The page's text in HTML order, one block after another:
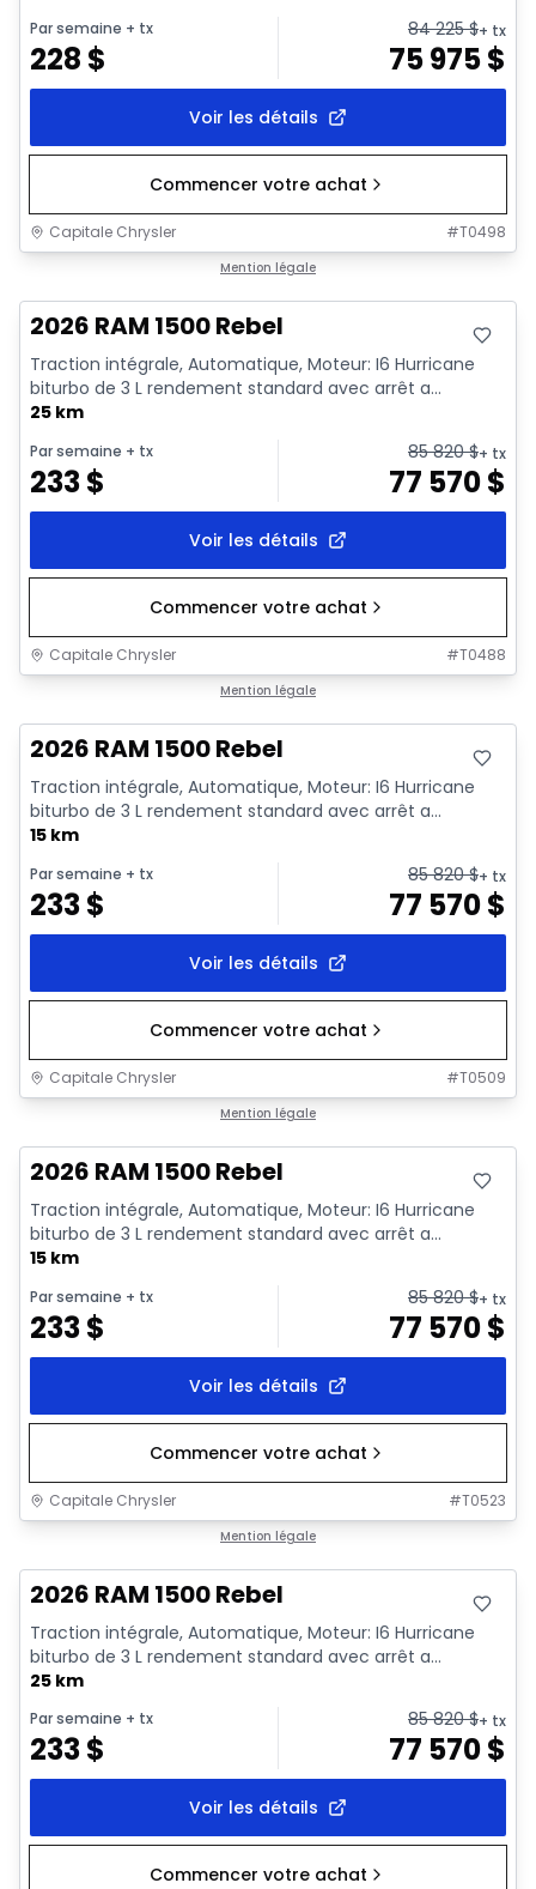
Par semaine + tx
228 $
84 225$+ tx
75 975$
Voir les détails
Commencer votre achat
Capitale Chrysler #T0498
Mention légale
2026 RAM 1500 Rebel
Traction intégrale, Automatique, Moteur: I6 Hurricane
biturbo de 3 L rendement standard avec arrêt a...
25 km
Par semaine + tx
233$
85 820$+ tx
77 570$
Voir les détails
Commencer votre achat
Capitale Chrysler #T0488
Mention légale
2026 RAM 1500 Rebel
Traction intégrale, Automatique, Moteur: I6 Hurricane
biturbo de 3 L rendement standard avec arrêt a...
15 km
Par semaine + tx
233$
85 820$+ tx
77 570$
Voir les détails
Commencer votre achat
Capitale Chrysler #T0509
Mention légale
2026 RAM 1500 Rebel
Traction intégrale, Automatique, Moteur: I6 Hurricane
biturbo de 3 L rendement standard avec arrêt a...
15 km
Par semaine + tx
233$
85 820$+ tx
77 570$
Voir les détails
Commencer votre achat
Capitale Chrysler #T0523
Mention légale
2026 RAM 1500 Rebel
Traction intégrale, Automatique, Moteur: I6 Hurricane
biturbo de 3 L rendement standard avec arrêt a...
25 km
Par semaine + tx
233$
85 820$+ tx
77 570$
Voir les détails
Commencer votre achat